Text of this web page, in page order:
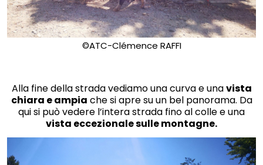
©ATC-Clémence RAFFI
Alla fine della strada vediamo una curva e unavista
chiara e ampia che si apre su un bel panorama. Da
qui si può vedere l’intera strada fino al colle e una
vista eccezionale sulle montagne.